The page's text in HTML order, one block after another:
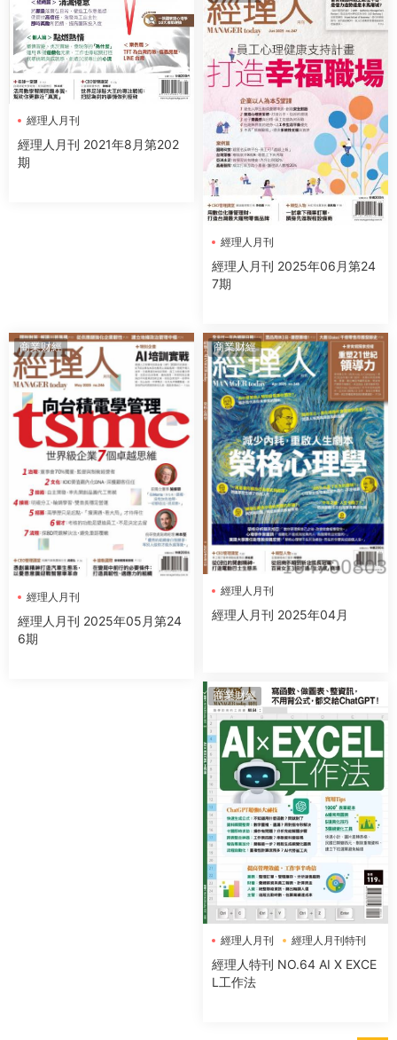
經理人月刊
經理人月刊 2021年8月第202
期
經理人月刊
經理人月刊 2025年06月第24
7期
商業财經
經理人月刊
經理人月刊 2025年05月第24
6期
商業财經
經理人月刊
經理人月刊 2025年04月
商業财經
經理人月刊 經理人月刊特刊
經理人特刊 NO.64 AI X EXCE
L工作法